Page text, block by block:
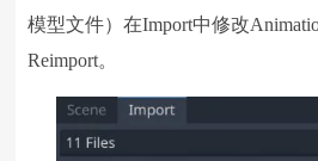
模型文件）在Import中修改
Reimport。